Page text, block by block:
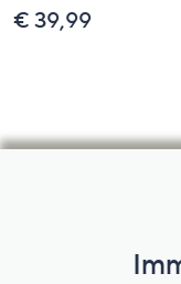
€ 39,99